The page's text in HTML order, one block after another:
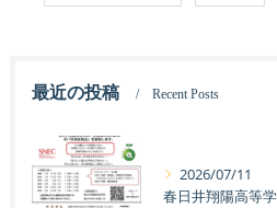
最近の投稿 Recent Posts
2026/07/11
春日井翔陽高等